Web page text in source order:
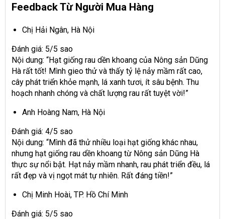
Feedback Từ Người Mua Hàng
Chị Hải Ngân, Hà Nội
Đánh giá: 5/5 sao
Nội dung: “Hạt giống rau dền khoang của Nông sản Dũng
Hà rất tốt! Mình gieo thử và thấy tỷ lệ nảy mầm rất cao,
cây phát triển khỏe mạnh, lá xanh tươi, ít sâu bệnh. Thu
hoạch nhanh chóng và chất lượng rau rất tuyệt vời!”
Anh Hoàng Nam, Hà Nội
Đánh giá: 4/5 sao
Nội dung: “Mình đã thử nhiều loại hạt giống khác nhau,
nhưng hạt giống rau dền khoang từ Nông sản Dũng Hà
thực sự nổi bật. Hạt nảy mầm nhanh, rau phát triển đều, lá
rất đẹp và vị ngọt mát tự nhiên. Rất đáng tiền!”
Chị Minh Hoài, TP. Hồ Chí Minh
Đánh giá: 5/5 sao